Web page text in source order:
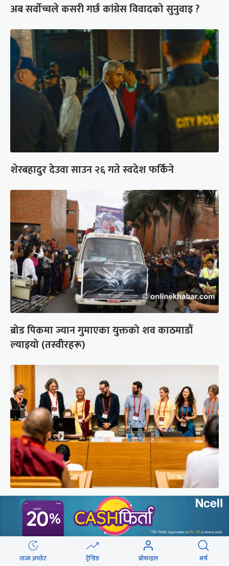
अब सर्वोच्चले कसरी गर्छ कांग्रेस विवादको सुनुवाइ ?
शेरबहादुर देउवा साउन २६ गते स्वदेश फर्किने
ब्रोड पिकमा ज्यान गुमाएका युक्तको शव काठमाडौं
ल्याइयो (तस्वीरहरू)
सुरक्षा रिपोर्ट : प्राज्ञिक आवरणमा तिब्बत पक्षीय भाष्य
निर्माणको योजना
ताजा अपडेट ट्रेन्डिङ प्रोफाइल सर्च